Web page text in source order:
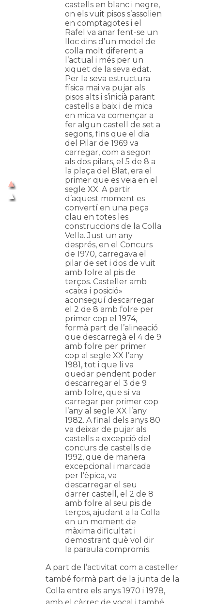
castells en blanc i negre,
on els vuit pisos s’assolien
en comptagotes i el
Rafel va anar fent-se un
lloc dins d’un model de
colla molt diferent a
l’actual i més per un
xiquet de la seva edat.
Per la seva estructura
física mai va pujar als
pisos alts i s’inicià parant
castells a baix i de mica
en mica va començar a
fer algun castell de set a
segons, fins que el dia
del Pilar de 1969 va
carregar, com a segon
als dos pilars, el 5 de 8 a
la plaça del Blat, era el
primer que es veia en el
segle XX. A partir
d’aquest moment es
convertí en una peça
clau en totes les
construccions de la Colla
Vella. Just un any
després, en el Concurs
de 1970, carregava el
pilar de set i dos de vuit
amb folre al pis de
terços. Casteller amb
«caixa i posició»
aconseguí descarregar
el 2 de 8 amb folre per
primer cop el 1974,
formà part de l’alineació
que descarregà el 4 de 9
amb folre per primer
cop al segle XX l’any
1981, tot i que li va
quedar pendent poder
descarregar el 3 de 9
amb folre, que sí va
carregar per primer cop
l’any al segle XX l’any
1982. A final dels anys 80
va deixar de pujar als
castells a excepció del
concurs de castells de
1992, que de manera
excepcional i marcada
per l’èpica, va
descarregar el seu
darrer castell, el 2 de 8
amb folre al seu pis de
terços, ajudant a la Colla
en un moment de
màxima dificultat i
demostrant què vol dir
la paraula compromís.
A part de l’activitat com a casteller
també formà part de la junta de la
Colla entre els anys 1970 i 1978,
amb el càrrec de vocal i també